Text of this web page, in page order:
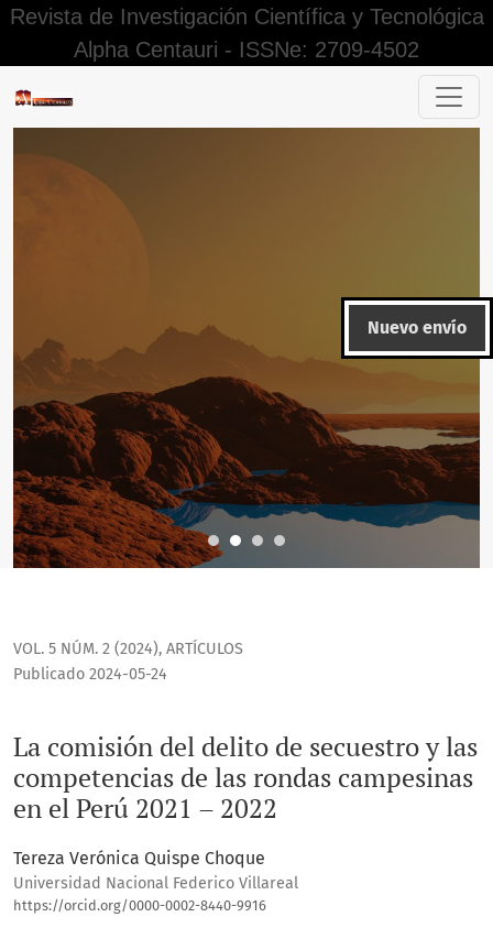
Revista de Investigación Científica y Tecnológica
Alpha Centauri - ISSNe: 2709-4502
La comisión del delito de secuestro y las competencias de
Nuevo envío
VOL. 5 NÚM. 2 (2024), ARTÍCULOS
La comisión del delito de secuestro y las
competencias de las rondas campesinas
en el Perú 2021 – 2022
Publicado 2024-05-24
Tereza Verónica Quispe Choque
Universidad Nacional Federico Villareal
https://orcid.org/0000-0002-8440-9916